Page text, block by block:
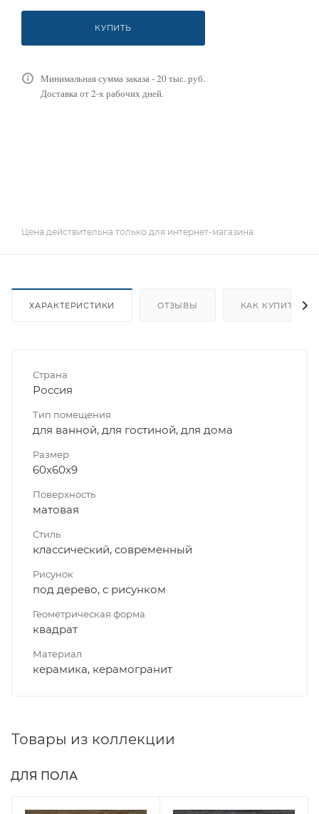
КУПИТЬ
Минимальная сумма заказа - 20 тыс. руб.
Доставка от 2-х рабочих дней.
Цена действительна только для интернет-магазина.
ХАРАКТЕРИСТИКИ ОТЗЫВЫ КАК КУПИТЬ
Страна
Россия
Тип помещения
для ванной, для гостиной, для дома
Размер
60x60x9
Поверхность
матовая
Стиль
классический, современный
Рисунок
под дерево, с рисунком
Геометрическая форма
квадрат
Материал
керамика, керамогранит
Товары из коллекции
ДЛЯ ПОЛА